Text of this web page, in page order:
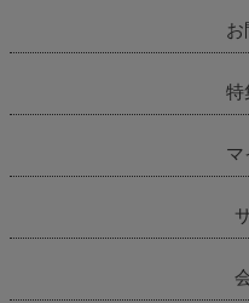
お
特
マ